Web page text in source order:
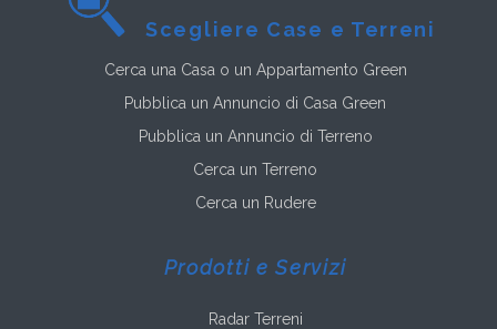
Scegliere Case e Terreni
Cerca una Casa o un Appartamento Green
Pubblica un Annuncio di Casa Green
Pubblica un Annuncio di Terreno
Cerca un Terreno
Cerca un Rudere
Prodotti e Servizi
Radar Terreni